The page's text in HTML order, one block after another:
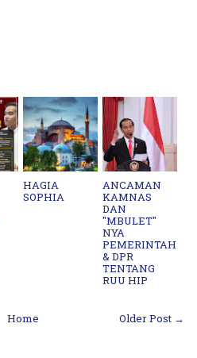
HAGIA
SOPHIA
ANCAMAN
KAMNAS
DAN
"MBULET"
NYA
PEMERINTAH
& DPR
TENTANG
RUU HIP
Older Post →
Home